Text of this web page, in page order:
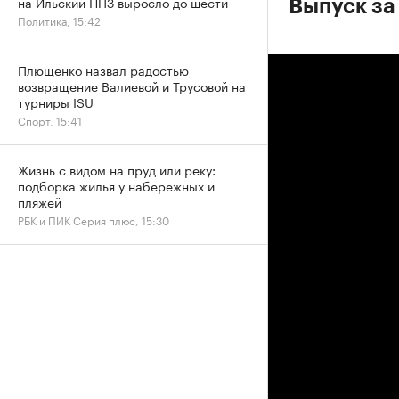
Выпуск
Политика, 15:42
Плющенко назвал радостью
возвращение Валиевой и Трусовой на
турниры ISU
Спорт, 15:41
Жизнь с видом на пруд или реку:
подборка жилья у набережных и
пляжей
РБК и ПИК Серия плюс, 15:30